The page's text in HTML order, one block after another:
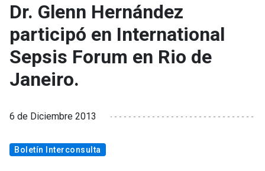
Dr. Glenn Hernández
participó en International
Sepsis Forum en Rio de
Janeiro.
6 de Diciembre 2013
Boletín Interconsulta